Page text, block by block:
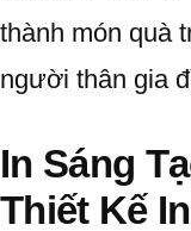
thành món quà
người thân gia
In Sáng
Thiết Kế